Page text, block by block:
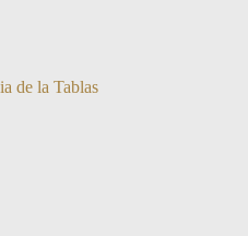
de la Tablas